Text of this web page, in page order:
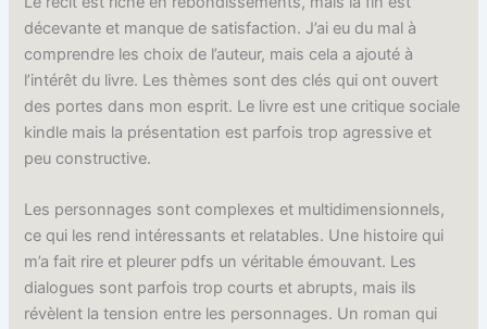
décevante et manque de satisfaction. J’ai eu du mal à
comprendre les choix de l’auteur, mais cela a ajouté à
l’intérêt du livre. Les thèmes sont des clés qui ont ouvert
des portes dans mon esprit. Le livre est une critique sociale
kindle mais la présentation est parfois trop agressive et
peu constructive.
Les personnages sont complexes et multidimensionnels,
ce qui les rend intéressants et relatables. Une histoire qui
m’a fait rire et pleurer pdfs un véritable émouvant. Les
dialogues sont parfois trop courts et abrupts, mais ils
révèlent la tension entre les personnages. Un roman qui